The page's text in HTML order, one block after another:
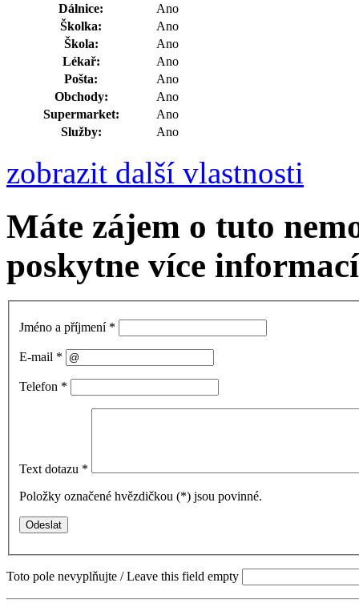
Dálnice:
Ano
Školka:
Ano
Škola:
Ano
Lékař:
Ano
Pošta:
Ano
Obchody:
Ano
Supermarket:
Ano
Služby:
Ano
zobrazit další vlastnosti
Máte zájem o tuto
poskytne více
Jméno a příjmení *
E-mail *
Telefon *
Text dotazu *
Položky označené hvězdičkou (*) jsou povinné.
Toto pole nevyplňujte / Leave this field empty